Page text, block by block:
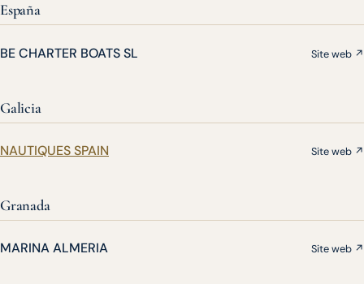
España
BE CHARTER BOATS SL Site web ↗
Galicia
NAUTIQUES SPAIN Site web ↗
Granada
MARINA ALMERIA Site web ↗